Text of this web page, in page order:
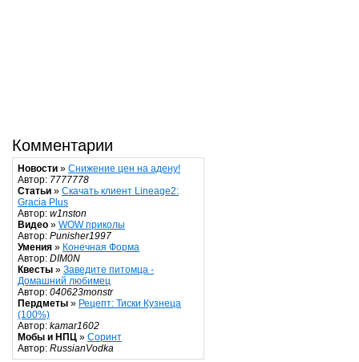
Комментарии
Новости » Снижение цен на адену!
Автор: 7777778
Статьи » Скачать клиент Lineage2:
Gracia Plus
Автор: w1nston
Видео » WOW приколы
Автор: Punisher1997
Умения » Конечная Форма
Автор: DIM0N
Квесты » Заведите питомца -
Домашний любимец
Автор: 040623monstr
Пердметы » Рецепт: Тиски Кузнеца
(100%)
Автор: kamar1602
Мобы и НПЦ » Соринт
Автор: RussianVodka